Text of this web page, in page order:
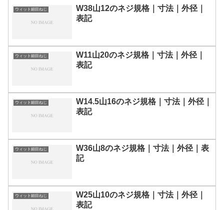
ウィット細目ねじ
W38山12のネジ規格｜寸法｜外径｜
表記
ウィット細目ねじ
W11山20のネジ規格｜寸法｜外径｜
表記
ウィット細目ねじ
W14.5山16のネジ規格｜寸法｜外径｜
表記
ウィット細目ねじ
W36山8のネジ規格｜寸法｜外径｜表
記
ウィット細目ねじ
W25山10のネジ規格｜寸法｜外径｜
表記